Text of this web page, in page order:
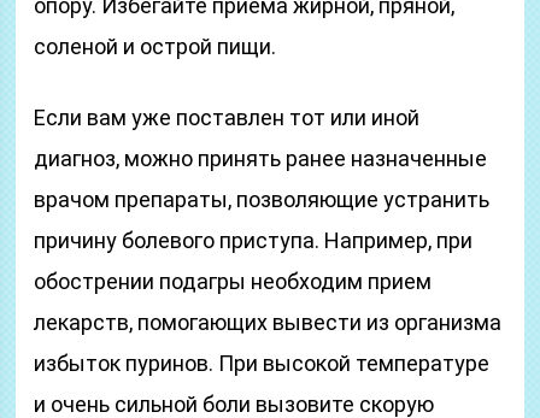
опору. Избегайте приема жирной, пряной,
соленой и острой пищи.
Если вам уже поставлен тот или иной
диагноз, можно принять ранее назначенные
врачом препараты, позволяющие устранить
причину болевого приступа. Например, при
обострении подагры необходим прием
лекарств, помогающих вывести из организма
избыток пуринов. При высокой температуре
и очень сильной боли вызовите скорую